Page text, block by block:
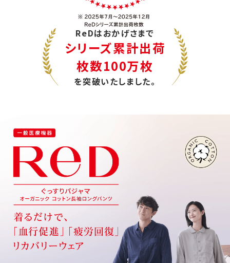
ReDはおかげさまで
シリーズ累計出荷
枚数100万枚
を突破いたしました。